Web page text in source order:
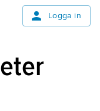
Logga in